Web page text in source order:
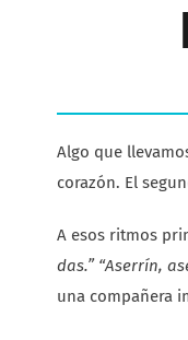
Algo que
corazón. El
A esos ritmos
das.” “Aserrín,
una compañera